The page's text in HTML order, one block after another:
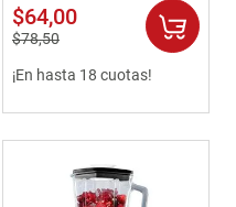
$64,00
$78,50
¡En hasta 18 cuotas!